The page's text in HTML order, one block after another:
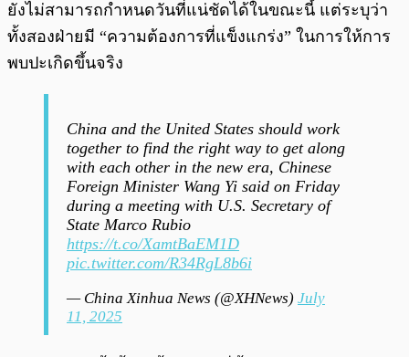
ยังไม่สามารถกำหนดวันที่แน่ชัดได้ในขณะนี้ แต่ระบุว่า
ทั้งสองฝ่ายมี “ความต้องการที่แข็งแกร่ง” ในการให้การ
พบปะเกิดขึ้นจริง
China and the United States should work
together to find the right way to get along
with each other in the new era, Chinese
Foreign Minister Wang Yi said on Friday
during a meeting with U.S. Secretary of
State Marco Rubio
https://t.co/XamtBaEM1D
pic.twitter.com/R34RgL8b6i
— China Xinhua News (@XHNews) July
11, 2025